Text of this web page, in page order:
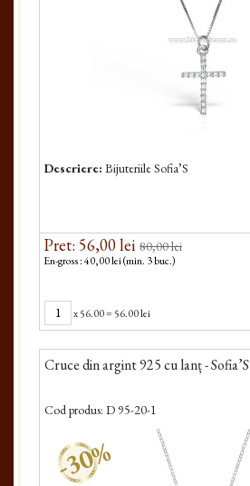
Descriere: Bijuteriile Sofia’S
Pret: 56,00 lei 80,00 lei
En-gross : 40,00 lei (min. 3 buc.)
x56.00= 56.00 lei
Cruce din argint 925 cu lanț - Sofia’S
Cod produs: D 95-20-1
-30%